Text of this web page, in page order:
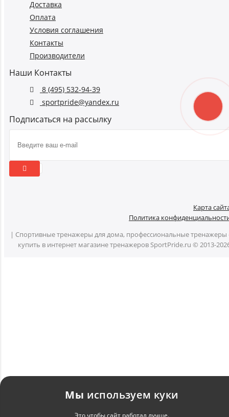
Доставка
Оплата
Условия соглашения
Контакты
Производители
Наши Контакты
8 (495) 532-94-39
sportpride@yandex.ru
Подписаться на рассылку
Карта
Политика
| Спортивные тренажеры для дома, профессиональные тренажеры
купить в интернет магазине тренажеров SportPride.ru © 2013-
Мы используем куки
Это чтобы сайт работал лучше.